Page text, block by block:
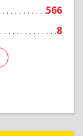
566
8